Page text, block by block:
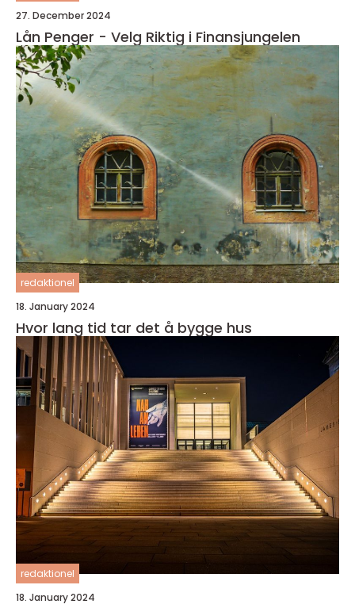
27. December 2024
Lån Penger - Velg Riktig i Finansjungelen
redaktionel
18. January 2024
Hvor lang tid tar det å bygge hus
redaktionel
18. January 2024